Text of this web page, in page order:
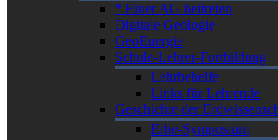
* Einer AG beitreten
Digitale Geologie
GeoEnergie
Schule-Lehrer-Fortbildung
Lehrbehelfe
Links für Lehrende
Geschichte der
Erbe-Symposium